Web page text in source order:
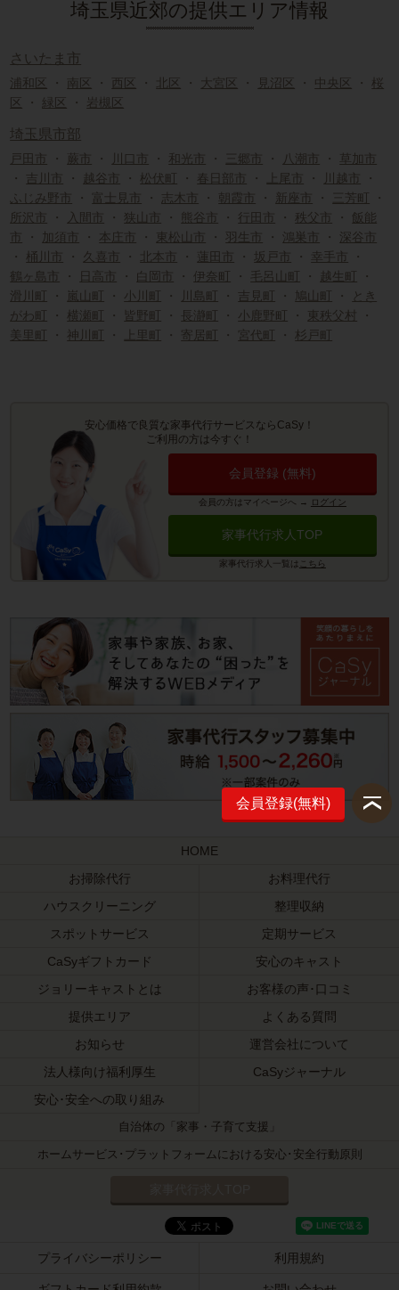
埼玉県近郊の提供エリア情報
さいたま市
浦和区 ・ 南区 ・ 西区 ・ 北区 ・ 大宮区 ・ 見沼区 ・ 中央区 ・ 桜
区
・ 緑区 ・ 岩槻区
埼玉県市部
戸田市 ・ 蕨市 ・ 川口市 ・ 和光市 ・ 三郷市 ・ 八潮市 ・
草加市
・ 吉川市 ・ 越谷市 ・ 松伏町 ・ 春日部市 ・ 上尾市 ・ 川越市
・
ふじみ野市
・ 富士見市 ・ 志木市 ・ 朝霞市 ・ 新座市 ・ 三芳町 ・
所沢市
・ 入間市 ・ 狭山市 ・ 熊谷市 ・ 行田市 ・ 秩父市 ・ 飯能
・ 加須市 ・ 本庄市 ・ 東松山市 ・ 羽生市 ・ 鴻巣市 ・ 深谷市
・ 桶川市 ・ 久喜市 ・ 北本市 ・ 蓮田市 ・ 坂戸市 ・ 幸手市
・
鶴ヶ島市
・ 日高市 ・ 白岡市 ・ 伊奈町 ・ 毛呂山町 ・ 越生町 ・
滑川町 ・ 嵐山町 ・ 小川町 ・ 川島町 ・ 吉見町 ・ 鳩山町 ・
とき
がわ町 ・ 横瀬町 ・ 皆野町 ・ 長瀞町 ・ 小鹿野町 ・ 東秩父村
・
美里町 ・ 神川町 ・ 上里町 ・ 寄居町 ・ 宮代町 ・杉戸町
安心価格で良質な家事代行サービスならCaSy！
ご利用の方は今すぐ！
会員登録 (無料)
会員の方はマイページへ → ログイン
家事代行求人TOP
家事代行求人一覧は こちら
会員登録(無料)
HOME
お掃除代行
お料理代行
ハウスクリーニング
整理収納
スポットサービス
定期サービス
CaSyギフトカード
安心のキャスト
ジョリーキャストとは
お客様の声･口コミ
提供エリア
よくある質問
お知らせ
運営会社について
法人様向け福利厚生
CaSyジャーナル
安心･安全への取り組み
自治体の「家事・子育て支援」
ホームサービス･プラットフォームにおける安心･安全行動原則
プライバシーポリシー 利用規約